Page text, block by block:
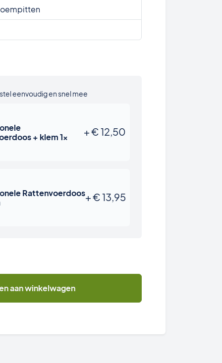
eenvoudig en snel mee
+ klem 1x
+€12,50
Rattenvoerdoos+€13,95
aan winkelwagen